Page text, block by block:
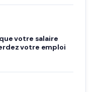
votre salaire
votre emploi